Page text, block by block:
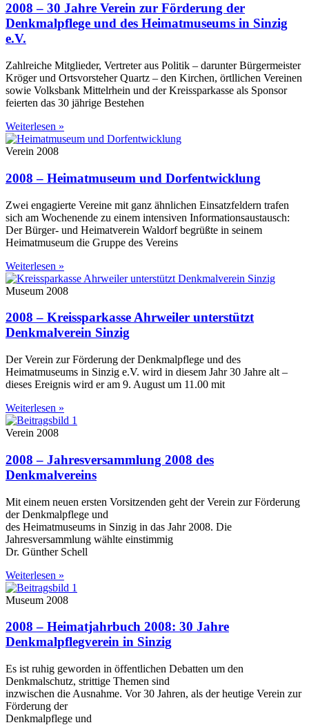
2008 – 30 Jahre Verein zur Förderung der
Denkmalpflege und des Heimatmuseums in Sinzig
e.V.
Zahlreiche Mitglieder, Vertreter aus Politik – darunter Bürgermeister
Kröger und Ortsvorsteher Quartz – den Kirchen, örtllichen Vereinen
sowie Volksbank Mittelrhein und der Kreissparkasse als Sponsor
feierten das 30 jährige Bestehen
Weiterlesen »
Verein 2008
2008 – Heimatmuseum und Dorfentwicklung
Zwei engagierte Vereine mit ganz ähnlichen Einsatzfeldern trafen
sich am Wochenende zu einem intensiven Informationsaustausch:
Der Bürger- und Heimatverein Waldorf begrüßte in seinem
Heimatmuseum die Gruppe des Vereins
Weiterlesen »
Museum 2008
2008 – Kreissparkasse Ahrweiler unterstützt
Denkmalverein Sinzig
Der Verein zur Förderung der Denkmalpflege und des
Heimatmuseums in Sinzig e.V. wird in diesem Jahr 30 Jahre alt –
dieses Ereignis wird er am 9. August um 11.00 mit
Weiterlesen »
Verein 2008
2008 – Jahresversammlung 2008 des
Denkmalvereins
Mit einem neuen ersten Vorsitzenden geht der Verein zur Förderung
der Denkmalpflege und
des Heimatmuseums in Sinzig in das Jahr 2008. Die
Jahresversammlung wählte einstimmig
Dr. Günther Schell
Weiterlesen »
Museum 2008
2008 – Heimatjahrbuch 2008: 30 Jahre
Denkmalpflegverein in Sinzig
Es ist ruhig geworden in öffentlichen Debatten um den
Denkmalschutz, strittige Themen sind
inzwischen die Ausnahme. Vor 30 Jahren, als der heutige Verein zur
Förderung der
Denkmalpflege und